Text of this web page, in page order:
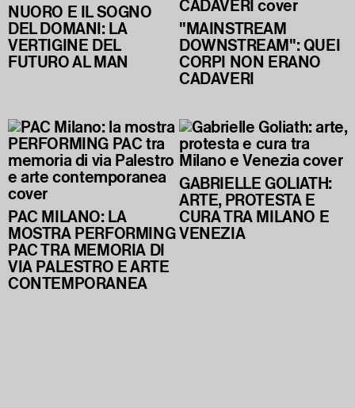
NUORO E IL SOGNO
DEL DOMANI: LA
VERTIGINE DEL
FUTURO AL MAN
"MAINSTREAM
DOWNSTREAM": QUEI
CORPI NON ERANO
CADAVERI
PAC MILANO: LA
MOSTRA PERFORMING
PAC TRA MEMORIA DI
VIA PALESTRO E ARTE
CONTEMPORANEA
GABRIELLE GOLIATH:
ARTE, PROTESTA E
CURA TRA MILANO E
VENEZIA